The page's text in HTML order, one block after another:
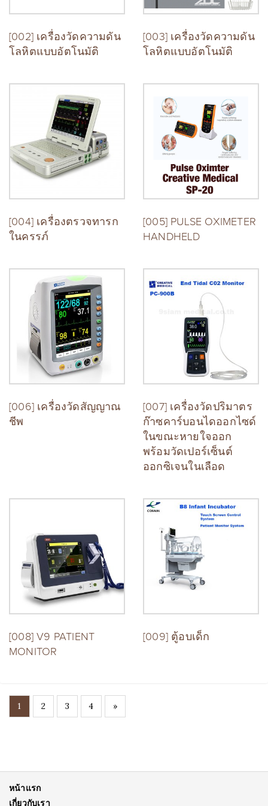
[002] เครื่องวัดความดัน
โลหิตแบบอัตโนมัติ
[003] เครื่องวัดความดัน
โลหิตแบบอัตโนมัติ
[004] เครื่องตรวจทารก
ในครรภ์
[005] PULSE OXIMETER
HANDHELD
[006] เครื่องวัดสัญญาณ
ชีพ
[007] เครื่องวัดปริมาตร
ก๊าซคาร์บอนไดออกไซด์
ในขณะหายใจออก
พร้อมวัดเปอร์เซ็นต์
ออกซิเจนในเลือด
[008] V9 PATIENT
MONITOR
[009] ตู้อบเด็ก
1 2 3 4 »
หน้าแรก
เกี่ยวกับเรา